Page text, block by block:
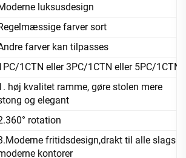
luksusdesign
farver sort
farver kan tilpasses
1CTN eller 3PC/1CTN eller 5PC/1CTN
høj kvalitet ramme, gøre stolen mere
og elegant
rotation
fritidsdesign,drakt til alle slags
kontorer